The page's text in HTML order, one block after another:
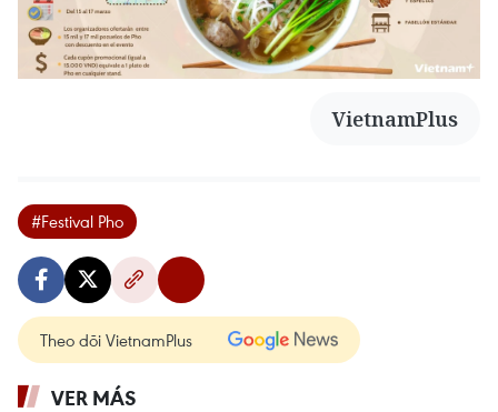
VietnamPlus
#Festival Pho
Theo dõi VietnamPlus
VER MÁS